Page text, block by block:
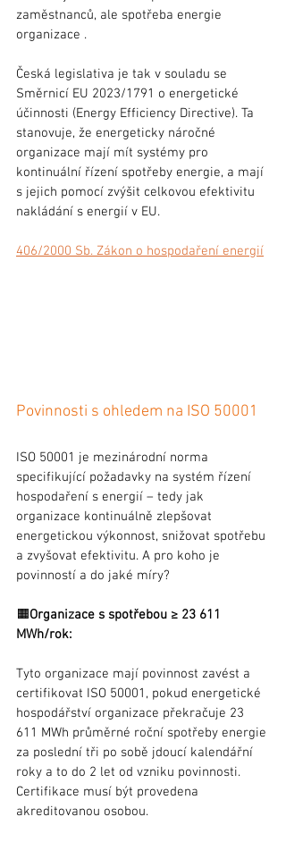
zaměstnanců, ale spotřeba energie
organizace .
Česká legislativa je tak v souladu se
Směrnicí EU 2023/1791 o energetické
účinnosti (Energy Efficiency Directive). Ta
stanovuje, že energeticky náročné
organizace mají mít systémy pro
kontinuální řízení spotřeby energie, a mají
s jejich pomocí zvýšit celkovou efektivitu
nakládání s energií v EU.
406/2000 Sb. Zákon o hospodaření energií
Povinnosti s ohledem na ISO 50001
ISO 50001 je mezinárodní norma
specifikující požadavky na systém řízení
hospodaření s energií – tedy jak
organizace kontinuálně zlepšovat
energetickou výkonnost, snižovat spotřebu
a zvyšovat efektivitu. A pro koho je
povinností a do jaké míry?
🟧Organizace s spotřebou ≥ 23 611
MWh/rok:
Tyto organizace mají povinnost zavést a
certifikovat ISO 50001, pokud energetické
hospodářství organizace překračuje 23
611 MWh průměrné roční spotřeby energie
za poslední tři po sobě jdoucí kalendářní
roky a to do 2 let od vzniku povinnosti.
Certifikace musí být provedena
akreditovanou osobou.